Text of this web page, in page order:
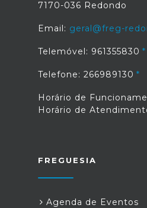
7170-036 Redondo
Email: geral@freg-
Telemóvel: 961355830
Telefone: 266989130
Horário de
Horário de
FREGUESIA
Agenda de Eventos